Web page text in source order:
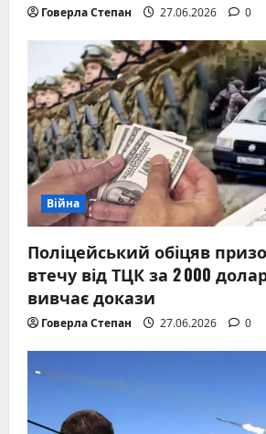
Говерла Степан 27.06.2026 0
Війна
Поліцейський обіцяв
втечу від ТЦК за 2 000
вивчає докази
Говерла Степан 27.06.2026 0